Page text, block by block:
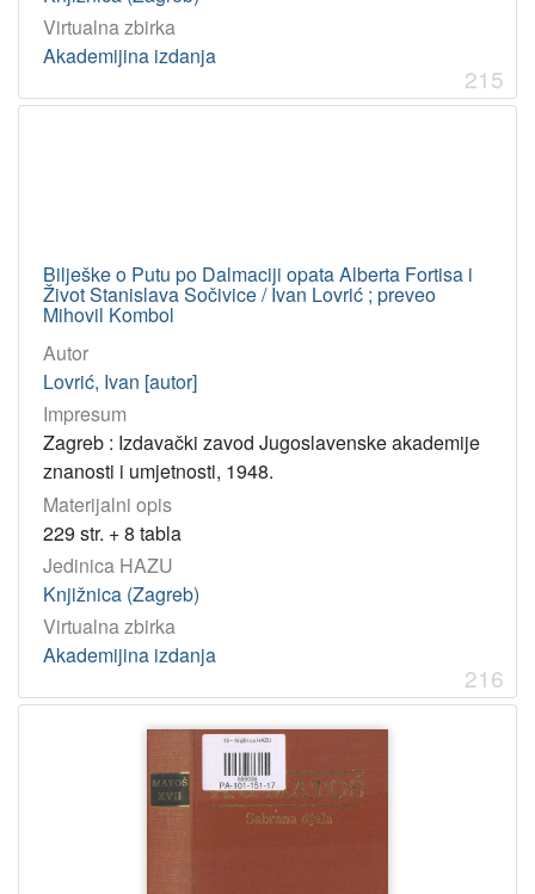
Virtualna zbirka
Akademijina izdanja
215
Bilješke o Putu po Dalmaciji opata Alberta Fortisa i
Život Stanislava Sočivice / Ivan Lovrić ; preveo
Mihovil Kombol
Autor
Lovrić, Ivan [autor]
Impresum
Zagreb : Izdavački zavod Jugoslavenske akademije
znanosti i umjetnosti, 1948.
Materijalni opis
229 str. + 8 tabla
Jedinica HAZU
Knjižnica (Zagreb)
Virtualna zbirka
Akademijina izdanja
216